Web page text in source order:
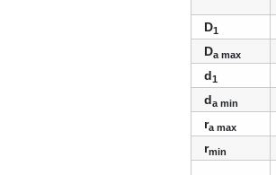
D1
Da max
d1
da min
ra max
rmin